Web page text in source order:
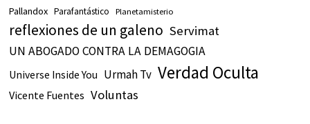
Pallandox Parafantástico Planetamisterio
reflexiones de un galeno Servimat
UN ABOGADO CONTRA LA DEMAGOGIA
Universe Inside You Urmah Tv Verdad Oculta
Vicente Fuentes Voluntas